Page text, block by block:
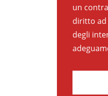
un
diritto ad
degli